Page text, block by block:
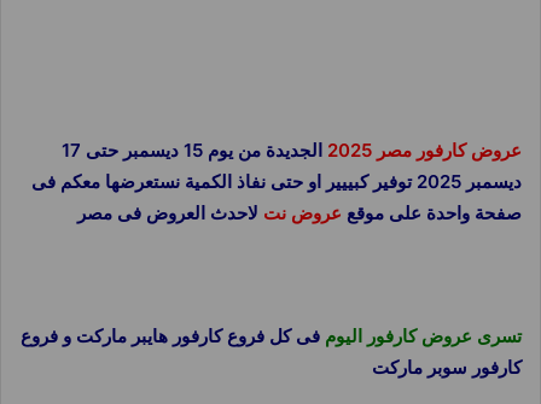
عروض كارفور مصر 2025
الجديدة من يوم 15 ديسمبر حتى 17
ديسمبر 2025 توفير كبييير او حتى نفاذ الكمية نستعرضها معكم فى
صفحة واحدة على موقع عروض نت لاحدث العروض فى مصر
تسرى عروض كارفور اليوم فى كل فروع كارفور هايبر ماركت و فروع
كارفور سوبر ماركت